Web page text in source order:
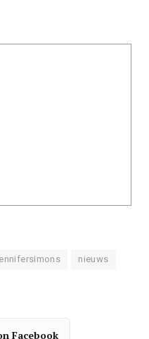
nieuws
Facebook